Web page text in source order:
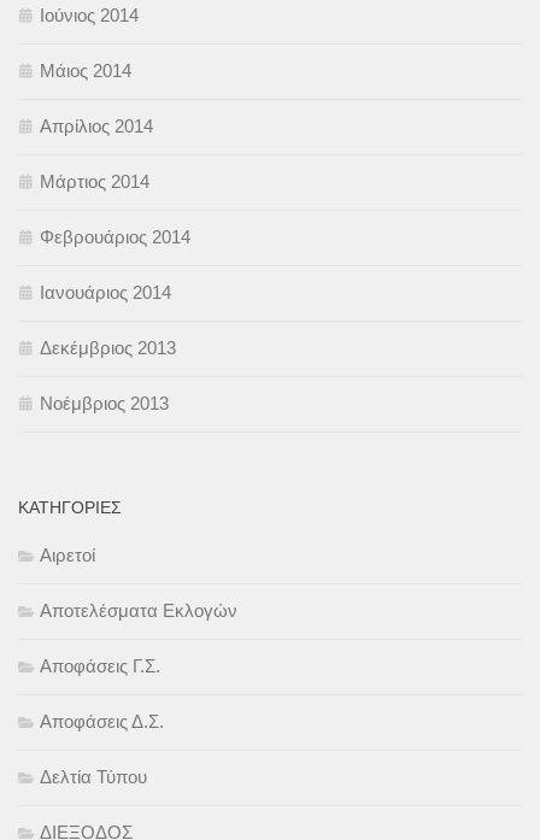
Ιούνιος 2014
Μάιος 2014
Απρίλιος 2014
Μάρτιος 2014
Φεβρουάριος 2014
Ιανουάριος 2014
Δεκέμβριος 2013
Νοέμβριος 2013
KΑΤΗΓΟΡΊΕΣ
Αιρετοί
Αποτελέσματα Εκλογών
Αποφάσεις Γ.Σ.
Αποφάσεις Δ.Σ.
Δελτία Τύπου
ΔΙΕΞΟΔΟΣ